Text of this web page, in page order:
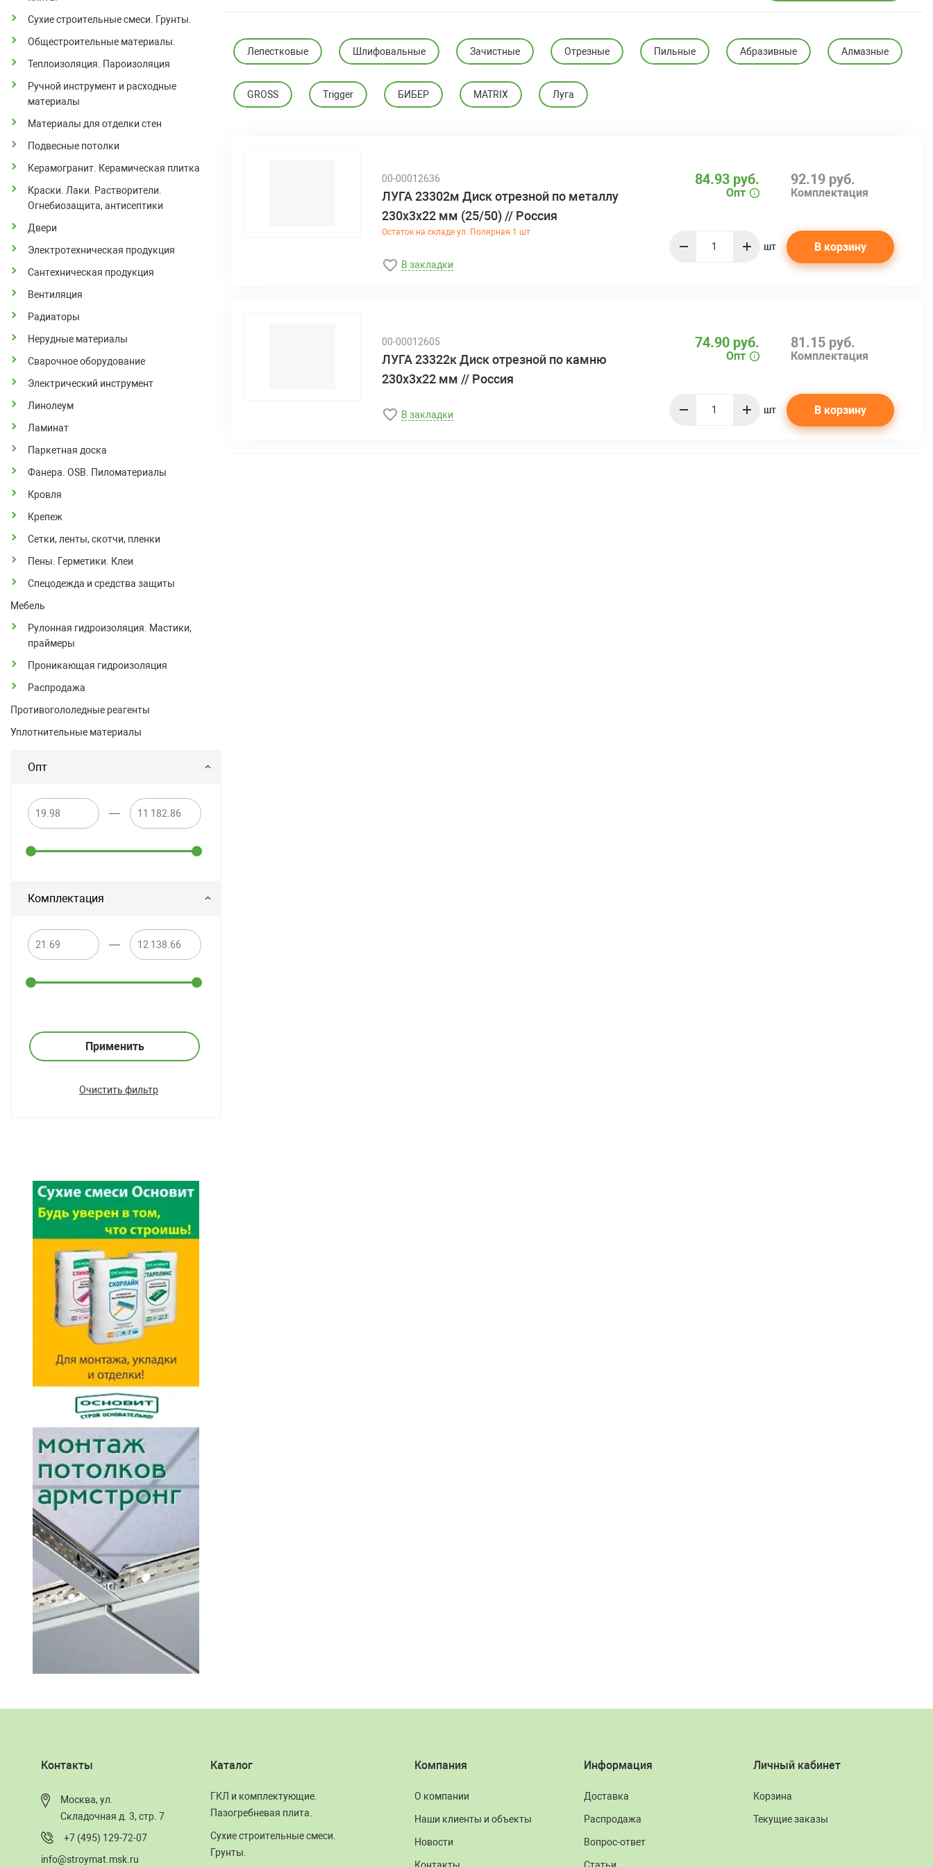
Сухие строительные смеси. Грунты.
Общестроительные материалы.
Теплоизоляция. Пароизоляция
Ручной инструмент и расходные
материалы
Материалы для отделки стен
Подвесные потолки
Керамогранит. Керамическая плитка
Краски. Лаки. Растворители.
Огнебиозащита, антисептики
Двери
Электротехническая продукция
Сантехническая продукция
Вентиляция
Радиаторы
Нерудные материалы
Сварочное оборудование
Электрический инструмент
Линолеум
Ламинат
Паркетная доска
Фанера. OSB. Пиломатериалы
Кровля
Крепеж
Сетки, ленты, скотчи, пленки
Пены. Герметики. Клеи
Спецодежда и средства защиты
Мебель
Рулонная гидроизоляция. Мастики,
праймеры
Проникающая гидроизоляция
Распродажа
Противогололедные реагенты
Уплотнительные материалы
Опт
—
Комплектация
—
Применить
Очистить фильтр
Лепестковые Шлифовальные Зачистные Отрезные Пильные Абразивные Алмазные
GROSS Trigger БИБЕР MATRIX Луга
00-00012636
ЛУГА 23302м Диск отрезной по металлу
230х3х22 мм (25/50) // Россия
Остаток на складе ул. Полярная 1 шт
В закладки
92.19 руб.
Комплектация
84.93 руб.
Опт
шт В корзину
00-00012605
ЛУГА 23322к Диск отрезной по камню
230х3х22 мм // Россия
В закладки
81.15 руб.
Комплектация
74.90 руб.
Опт
шт В корзину
Контакты
Москва, ул.
Складочная д. 3, стр. 7
+7 (495) 129-72-07
info@stroymat.msk.ru
Каталог
ГКЛ и комплектующие.
Пазогребневая плита.
Сухие строительные смеси.
Грунты.
Компания
О компании
Наши клиенты и объекты
Новости
Контакты
Информация
Доставка
Распродажа
Вопрос-ответ
Статьи
Личный кабинет
Корзина
Текущие заказы